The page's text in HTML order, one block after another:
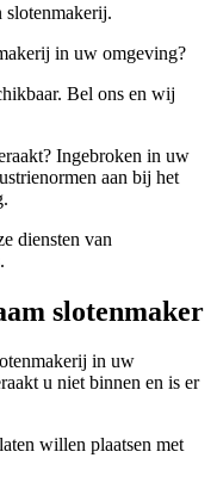
in uw omgeving?
Bel ons en wij
Ingebroken in uw
aan bij het
diensten van
slotenmaker
in uw
u niet binnen en is er
willen plaatsen met